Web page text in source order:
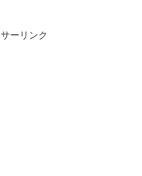
ーリンク